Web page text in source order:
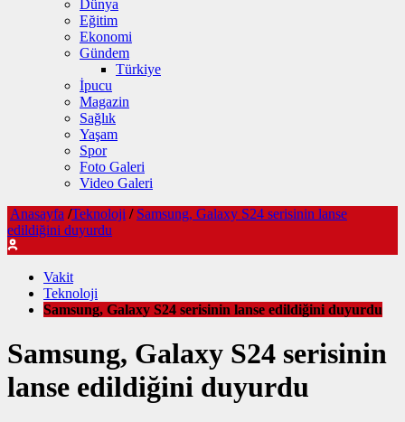
Dünya
Eğitim
Ekonomi
Gündem
Türkiye
İpucu
Magazin
Sağlık
Yaşam
Spor
Foto Galeri
Video Galeri
Anasayfa /Teknoloji / Samsung, Galaxy S24 serisinin lanse
edildiğini duyurdu
Vakit
Teknoloji
Samsung, Galaxy S24 serisinin lanse edildiğini duyurdu
Samsung, Galaxy S24 serisinin
lanse edildiğini duyurdu